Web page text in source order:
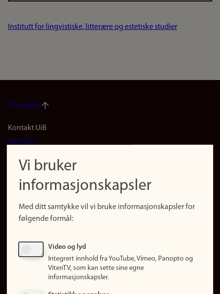
Institutt for lingvistiske, litterære og estetiske studier
Til toppen
Footer
(no)
Kontakt UiB
Kontakt
Finn forsker
Presse
Finn studier
Ledige stillinger
Vi bruker
informasjonskapsler
Med ditt samtykke vil vi bruke informasjonskapsler for
følgende formål:
Video og lyd
Integrert innhold fra YouTube, Vimeo, Panopto og
VitenTV, som kan sette sine egne
informasjonskapsler.